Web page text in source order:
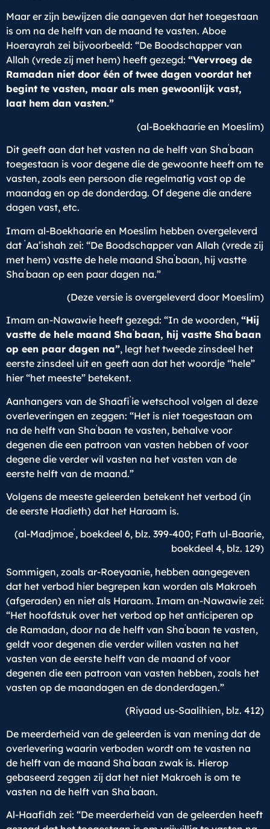
Maar er zijn bewijzen die aangeven dat het toegestaan
is om na de helft van de maand te vasten. Aboe
Hoerayrah zei bijvoorbeeld: “De Boodschapper van
Allah (vrede zij met hem) heeft gezegd: “Vervroeg de
Ramadan niet door één of twee dagen voordat het
begint te vasten, maar als men gewoonlijk vast,
laat hem dan vasten.”
(al-Boekhaarie en Moeslim)
Dit geeft aan dat het vasten na de helft van Shaʿbaan
toegestaan is voor degene die de gewoonte heeft om te
vasten, zoals een persoon die regelmatig vast op de
maandag en op de donderdag. Of degene die andere
dagen vast, etc.
Imam al-Boekhaarie en Moeslim hebben overgeleverd
dat ʿAa’ishah zei: “De Boodschapper van Allah (vrede zij
met hem) vastte de hele maand Shaʿbaan, hij vastte
Shaʿbaan op een paar dagen na.”
(Deze versie is overgeleverd door Moeslim)
Imam an-Nawawie heeft gezegd: “In de woorden, “Hij
vastte de hele maand Shaʿbaan, hij vastte Shaʿbaan
op een paar dagen na”, legt het tweede zinsdeel het
eerste zinsdeel uit en geeft aan dat het woordje “hele”
hier “het meeste” betekent.
Aanhangers van de Shaafiʿie wetschool volgen al deze
overleveringen en zeggen: “Het is niet toegestaan om
na de helft van Shaʿbaan te vasten, behalve voor
degenen die een patroon van vasten hebben of voor
degene die verder wil vasten na het vasten van de
eerste helft van de maand.”
Volgens de meeste geleerden betekent het verbod (in
de eerste Hadieth) dat het Haraam is.
(al-Madjmoeʿ, boekdeel 6, blz. 399-400; Fath ul-Baarie,
boekdeel 4, blz. 129)
Sommigen, zoals ar-Roeyaanie, hebben aangegeven
dat het verbod hier begrepen kan worden als Makroeh
(afgeraden) en niet als Haraam. Imam an-Nawawie zei:
“Het hoofdstuk over het verbod op het anticiperen op
de Ramadan, door na de helft van Shaʿbaan te vasten,
geldt voor degenen die verder willen vasten na het
vasten van de eerste helft van de maand of voor
degenen die een patroon van vasten hebben, zoals het
vasten op de maandagen en de donderdagen.”
(Riyaad us-Saalihien, blz. 412)
De meerderheid van de geleerden is van mening dat de
overlevering waarin verboden wordt om te vasten na
de helft van de maand Shaʿbaan zwak is. Hierop
gebaseerd zeggen zij dat het niet Makroeh is om te
vasten na de helft van Shaʿbaan.
Al-Haafidh zei: “De meerderheid van de geleerden heeft